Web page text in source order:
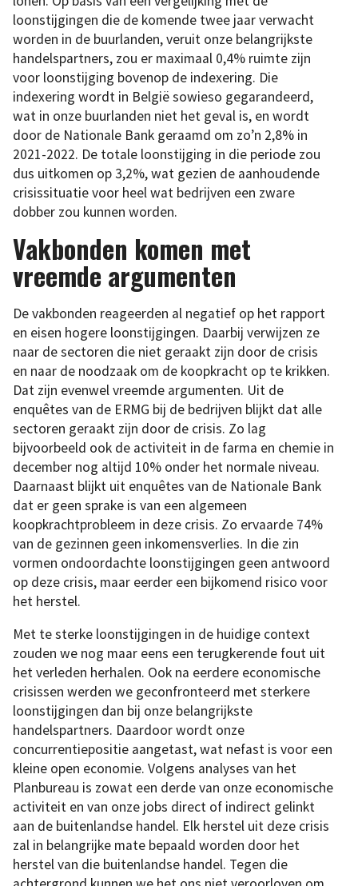
loonstijgingen die de komende twee jaar verwacht
worden in de buurlanden, veruit onze belangrijkste
handelspartners, zou er maximaal 0,4% ruimte zijn
voor loonstijging bovenop de indexering. Die
indexering wordt in België sowieso gegarandeerd,
wat in onze buurlanden niet het geval is, en wordt
door de Nationale Bank geraamd om zo’n 2,8% in
2021-2022. De totale loonstijging in die periode zou
dus uitkomen op 3,2%, wat gezien de aanhoudende
crisissituatie voor heel wat bedrijven een zware
dobber zou kunnen worden.
Vakbonden komen met
vreemde argumenten
De vakbonden reageerden al negatief op het rapport
en eisen hogere loonstijgingen. Daarbij verwijzen ze
naar de sectoren die niet geraakt zijn door de crisis
en naar de noodzaak om de koopkracht op te krikken.
Dat zijn evenwel vreemde argumenten. Uit de
enquêtes van de ERMG bij de bedrijven blijkt dat alle
sectoren geraakt zijn door de crisis. Zo lag
bijvoorbeeld ook de activiteit in de farma en chemie in
december nog altijd 10% onder het normale niveau.
Daarnaast blijkt uit enquêtes van de Nationale Bank
dat er geen sprake is van een algemeen
koopkrachtprobleem in deze crisis. Zo ervaarde 74%
van de gezinnen geen inkomensverlies. In die zin
vormen ondoordachte loonstijgingen geen antwoord
op deze crisis, maar eerder een bijkomend risico voor
het herstel.
Met te sterke loonstijgingen in de huidige context
zouden we nog maar eens een terugkerende fout uit
het verleden herhalen. Ook na eerdere economische
crisissen werden we geconfronteerd met sterkere
loonstijgingen dan bij onze belangrijkste
handelspartners. Daardoor wordt onze
concurrentiepositie aangetast, wat nefast is voor een
kleine open economie. Volgens analyses van het
Planbureau is zowat een derde van onze economische
activiteit en van onze jobs direct of indirect gelinkt
aan de buitenlandse handel. Elk herstel uit deze crisis
zal in belangrijke mate bepaald worden door het
herstel van die buitenlandse handel. Tegen die